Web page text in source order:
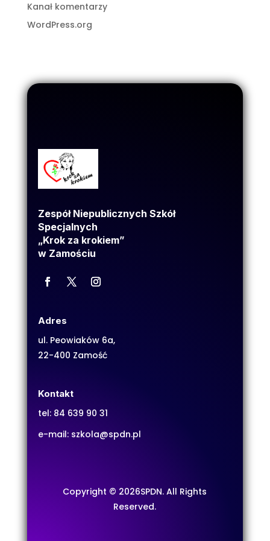
Kanał komentarzy
WordPress.org
Zespół Niepublicznych Szkół
Specjalnych
„Krok za krokiem”
w Zamościu
Adres
ul. Peowiaków 6a,
22-400 Zamość
Kontakt
tel: 84 639 90 31
e-mail: szkola@spdn.pl
Copyright © 2026SPDN. All Rights
Reserved.